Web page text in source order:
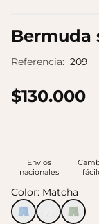
Bermuda
Referencia: 209
$130.000
Envíos
nacionales
Color: Matcha
Productos